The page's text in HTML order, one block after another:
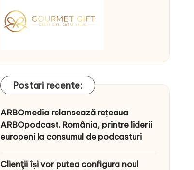
Postari recente:
ARBOmedia relansează rețeaua
ARBOpodcast. România, printre liderii
europeni la consumul de podcasturi
Clienţii își vor putea configura noul